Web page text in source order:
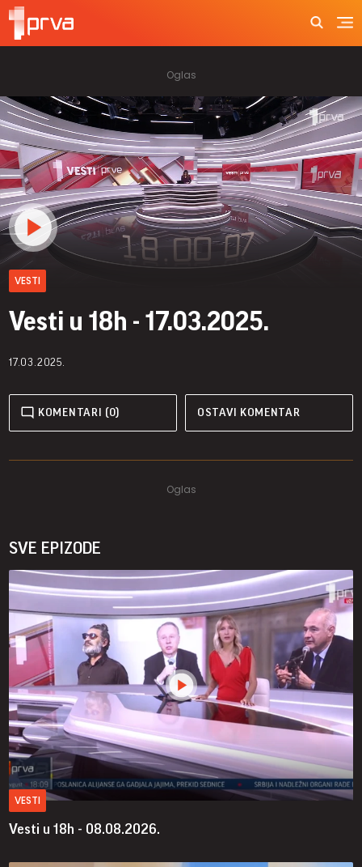
VESTI
Vesti u 18h - 17.03.2025.
17.03.2025.
KOMENTARI (0) OSTAVI KOMENTAR
SVE EPIZODE
VESTI
Vesti u 18h - 08.08.2026.